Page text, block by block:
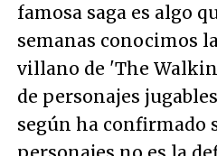
famosa saga es algo
semanas conocimos
villano de 'The
de personajes
según ha confirmado